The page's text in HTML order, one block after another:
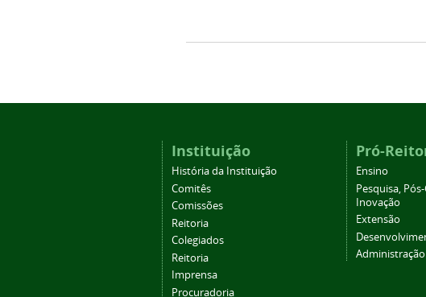
Instituição
História da Instituição
Comitês
Comissões
Reitoria
Colegiados
Reitoria
Imprensa
Procuradoria
Pró-
Ensino
Pesquisa,
Inovação
Extensão